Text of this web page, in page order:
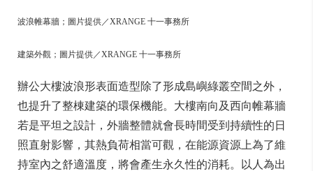
波浪帷幕牆；圖片提供／XRANGE 十一事務所
建築外觀；圖片提供／XRANGE 十一事務所
辦公大樓波浪形表面造型除了形成島嶼綠叢空間之外，
也提升了整棟建築的環保機能。大樓南向及西向帷幕牆
若是平坦之設計，外牆整體就會長時間受到持續性的日
照直射影響，其熱負荷相當可觀，在能源資源上為了維
持室內之舒適溫度，將會產生永久性的消耗。以人為出